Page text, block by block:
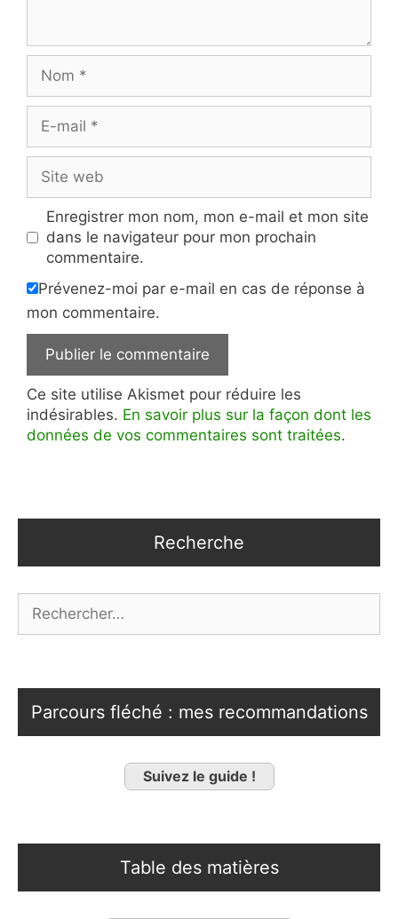
mail
web
Enregistrer mon nom, mon e-mail et mon site
dans le navigateur pour mon prochain
commentaire.
Prévenez-moi par e-mail en cas de réponse à
mon commentaire.
Ce site utilise Akismet pour réduire les
indésirables. En savoir plus sur la façon dont les
données de vos commentaires sont traitées.
Recherche
Parcours fléché : mes recommandations
Suivez le guide !
Table des matières